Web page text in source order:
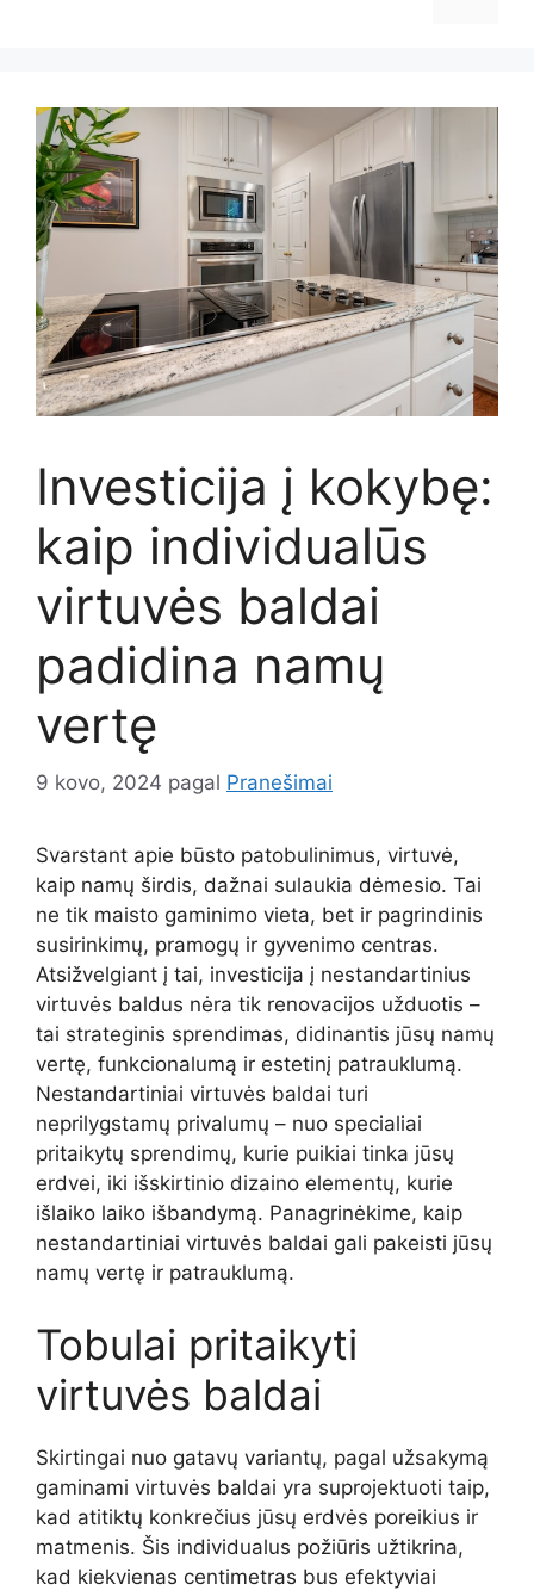
Investicija į kokybę:
kaip individualūs
virtuvės baldai
padidina namų
vertę
9 kovo, 2024 pagal Pranešimai
Svarstant apie būsto patobulinimus, virtuvė,
kaip namų širdis, dažnai sulaukia dėmesio. Tai
ne tik maisto gaminimo vieta, bet ir pagrindinis
susirinkimų, pramogų ir gyvenimo centras.
Atsižvelgiant į tai, investicija į nestandartinius
virtuvės baldus nėra tik renovacijos užduotis –
tai strateginis sprendimas, didinantis jūsų namų
vertę, funkcionalumą ir estetinį patrauklumą.
Nestandartiniai virtuvės baldai turi
neprilygstamų privalumų – nuo specialiai
pritaikytų sprendimų, kurie puikiai tinka jūsų
erdvei, iki išskirtinio dizaino elementų, kurie
išlaiko laiko išbandymą. Panagrinėkime, kaip
nestandartiniai virtuvės baldai gali pakeisti jūsų
namų vertę ir patrauklumą.
Tobulai pritaikyti
virtuvės baldai
Skirtingai nuo gatavų variantų, pagal užsakymą
gaminami virtuvės baldai yra suprojektuoti taip,
kad atitiktų konkrečius jūsų erdvės poreikius ir
matmenis. Šis individualus požiūris užtikrina,
kad kiekvienas centimetras bus efektyviai